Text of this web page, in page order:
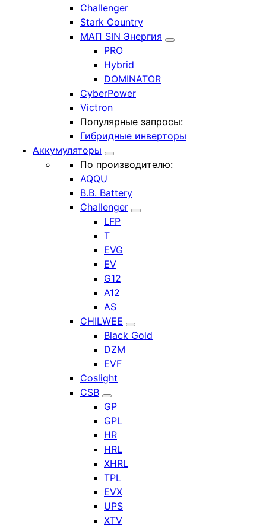
Challenger
Stark Country
МАП SIN Энергия
PRO
Hybrid
DOMINATOR
CyberPower
Victron
Популярные запросы:
Гибридные инверторы
Аккумуляторы
По производителю:
AQQU
B.B. Battery
Challenger
LFP
T
EVG
EV
G12
A12
AS
CHILWEE
Black Gold
DZM
EVF
Coslight
CSB
GP
GPL
HR
HRL
XHRL
TPL
EVX
UPS
XTV